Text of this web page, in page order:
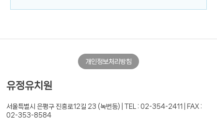
개인정보처리방침
유정유치원
서울특별시 은평구 진흥로12길 23 (녹번동) |
TEL : 02-354-2411 | FAX :
02-353-8584